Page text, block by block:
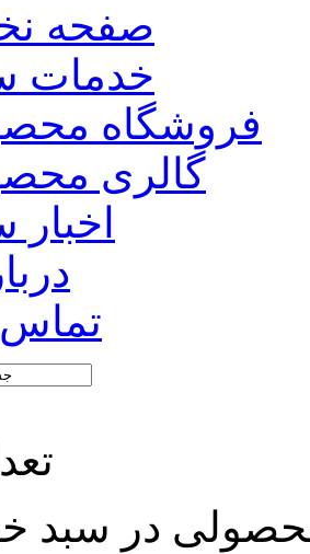
صفحه
خدمات
فروشگاه
گالری
تماس